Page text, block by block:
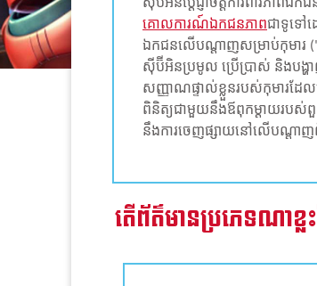
ស៊ីប៊ីអិនប្តេជ្ញាចិត្តការពារភាព
គោលការណ៍ឯកជនភាពជាទូទៅ
ឯកជនលើបណ្តាញសម្រាប់កុមារ
ស៊ីប៊ីអិនប្រមូល ប្រើប្រាស់ និងបង្
សញ្ញាណផ្ទាល់ខ្លួនរបស់កុមារដែ
ពិនិត្យ​​ជាមួយ​នឹង​ឪពុក​ម្តាយ​របស់​
នឹង​ការ​ចេញ​ផ្សាយ​នៅលើ​ប​ណ្តា​ញ​
តើព័ត៌មានប្រភេទណាខ្